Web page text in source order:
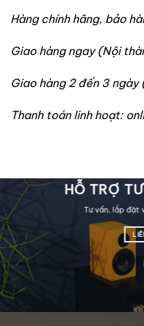
Hàng chính hãng, bảo
Giao hàng ngay (Nội
Giao hàng 2 đến 3 ngày
Thanh toán linh hoạt:
HỖ TRỢ
Tư vấn, lắp đặt